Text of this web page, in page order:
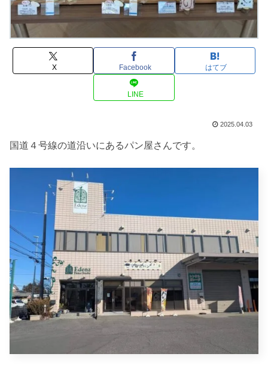
X Facebook はてブ
LINE
2025.04.03
国道４号線の道沿いにあるパン屋さんです。